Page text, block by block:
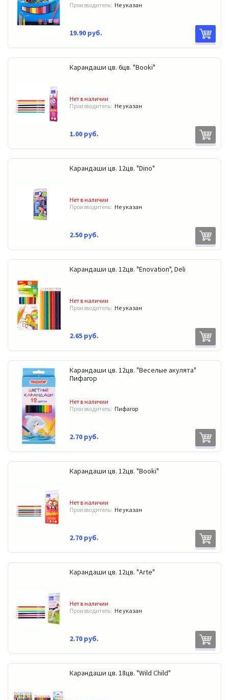
Производитель: Не указан
19.90 руб.
Карандаши цв. 6цв. "Booki"
Нет в наличии
Производитель: Не указан
1.00 руб.
Карандаши цв. 12цв. "Dino"
Нет в наличии
Производитель: Не указан
2.50 руб.
Карандаши цв. 12цв. "Enovation", Deli
Нет в наличии
Производитель: Не указан
2.65 руб.
Карандаши цв. 12цв. "Веселые акулята"
Пифагор
Нет в наличии
Производитель: Пифагор
2.70 руб.
Карандаши цв. 12цв. "Booki"
Нет в наличии
Производитель: Не указан
2.70 руб.
Карандаши цв. 12цв. "Arte"
Нет в наличии
Производитель: Не указан
2.70 руб.
Карандаши цв. 18цв. "Wild Child"